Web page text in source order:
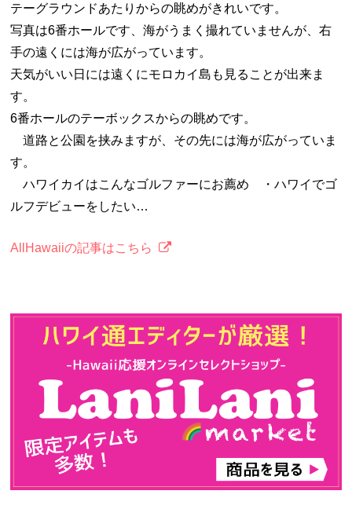
テーグラウンドあたりからの眺めがきれいです。
写真は6番ホールです、海がうまく撮れていませんが、右
手の遠くには海が広がっています。
天気がいい日には遠くにモロカイ島も見ることが出来ま
す。
6番ホールのテーボックスからの眺めです。
道路と公園を挟みますが、その先には海が広がっていま
す。
ハワイカイはこんなゴルファーにお薦め ・ハワイでゴ
ルフデビューをしたい…
AllHawaiiの記事はこちら